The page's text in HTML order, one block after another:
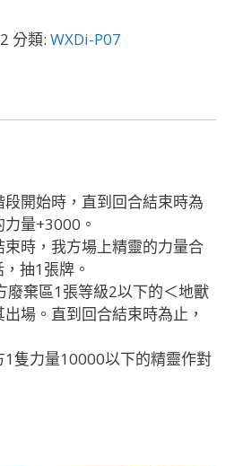
分類: WXDi-P07
段開始時，直到回合結束時為
量+3000。
束時，我方場上精靈的力量合
抽1張牌。
廢棄區1張等級2以下的＜地獸
場。直到回合結束時為止，
1隻力量10000以下的精靈作對